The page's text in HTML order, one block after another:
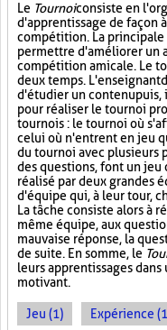
Le Tournoiconsiste en
d'apprentissage de façon
compétition. La
permettre d'améliorer un
compétition amicale. Le
deux temps. L'enseignant
d'étudier un contenu
pour réaliser le tournoi
tournois : le tournoi où
celui où n'entrent en jeu
du tournoi avec plusieurs
des questions, font un jeu
réalisé par deux grandes
d'équipe qui, à leur tour,
La tâche consiste alors à
même équipe, aux
mauvaise réponse, la
de suite. En somme, le
leurs apprentissages
motivant.
Jeu (1) Expérience